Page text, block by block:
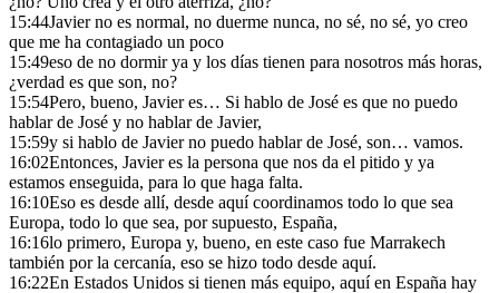
15:44Javier no es normal, no duerme nunca, no sé, no sé, yo creo
que me ha contagiado un poco
15:49eso de no dormir ya y los días tienen para nosotros más horas,
¿verdad es que son, no?
15:54Pero, bueno, Javier es… Si hablo de José es que no puedo
hablar de José y no hablar de Javier,
15:59y si hablo de Javier no puedo hablar de José, son… vamos.
16:02Entonces, Javier es la persona que nos da el pitido y ya
estamos enseguida, para lo que haga falta.
16:10Eso es desde allí, desde aquí coordinamos todo lo que sea
Europa, todo lo que sea, por supuesto, España,
16:16lo primero, Europa y, bueno, en este caso fue Marrakech
también por la cercanía, eso se hizo todo desde aquí.
16:22En Estados Unidos si tienen más equipo, aquí en España hay